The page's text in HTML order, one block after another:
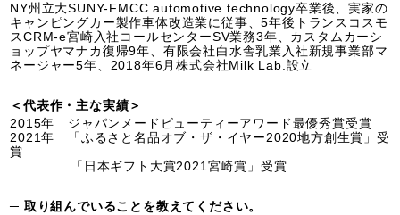
NY州立大SUNY-FMCC automotive technology卒業後、実家の
キャンピングカー製作車体改造業に従事、5年後トランスコスモ
スCRM-e宮崎入社コールセンターSV業務3年、カスタムカーシ
ョップヤマナカ復帰9年、有限会社白水舎乳業入社新規事業部マ
ネージャー5年、2018年6月株式会社Milk Lab.設立
＜代表作・主な実績＞
2015年 ジャパンメードビューティーアワード最優秀賞受賞
2021年 「ふるさと名品オブ・ザ・イヤー2020地方創生賞」受
賞
「日本ギフト大賞2021宮崎賞」受賞
─ 取り組んでいることを教えてください。